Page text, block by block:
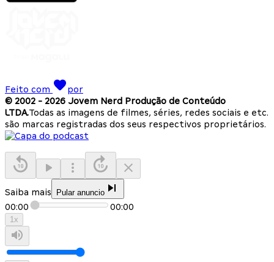
Feito com
por
© 2002 - 2026 Jovem Nerd Produção de Conteúdo
LTDA.Todas as imagens de filmes, séries, redes sociais e etc.
são marcas registradas dos seus respectivos proprietários.
Saiba mais Pular anuncio
00:00 00:00
1x